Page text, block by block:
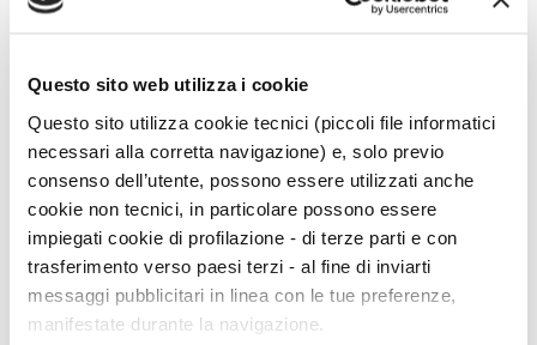
Questo sito web utilizza i cookie
Questo sito utilizza cookie tecnici (piccoli file informatici
necessari alla corretta navigazione) e, solo previo
consenso dell’utente, possono essere utilizzati anche
cookie non tecnici, in particolare possono essere
impiegati cookie di profilazione - di terze parti e con
trasferimento verso paesi terzi - al fine di inviarti
messaggi pubblicitari in linea con le tue preferenze,
manifestate durante la navigazione.
B
D
F
G
H
I
J
K
L
M
N
O